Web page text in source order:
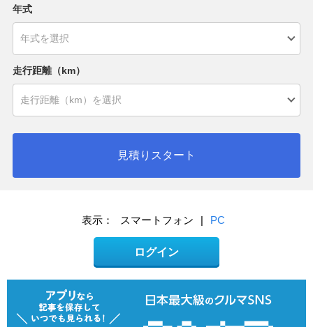
年式
走行距離（km）
見積りスタート
表示： スマートフォン | PC
ログイン